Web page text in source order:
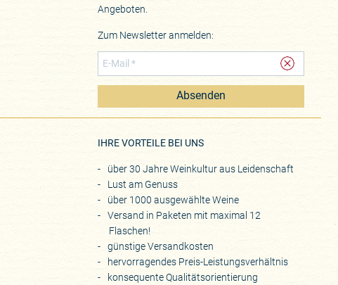
Angeboten.
Zum Newsletter anmelden:
Absenden
IHRE VORTEILE BEI UNS
über 30 Jahre Weinkultur aus Leidenschaft
Lust am Genuss
über 1000 ausgewählte Weine
Versand in Paketen mit maximal 12
Flaschen!
günstige Versandkosten
hervorragendes Preis-Leistungsverhältnis
konsequente Qualitätsorientierung